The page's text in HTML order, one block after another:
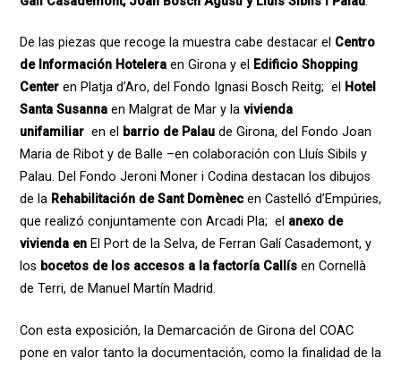
De las piezas que recoge la muestra cabe destacar el Centro
de Información Hoteleraen Girona y el Edificio Shopping
Center en Platja d’Aro, del Fondo Ignasi Bosch Reitg; el Hotel
Santa Susanna en Malgrat de Mar y la vivienda
unifamiliar en el barrio de Palau de Girona, del Fondo Joan
Maria de Ribot y de Balle –en colaboración con Lluís Sibils y
Palau. Del Fondo Jeroni Moner i Codina destacan los dibujos
de la Rehabilitación de Sant Domènecen Castelló d’Empúries,
que realizó conjuntamente con Arcadi Pla; el anexo de
vivienda enEl Port de la Selva, de Ferran Galí Casademont, y
los bocetos de los accesos a la factoría Callís en Cornellà
de Terri, de Manuel Martín Madrid.
Con esta exposición, la Demarcación de Girona del COAC
pone en valor tanto la documentación, como la finalidad de la